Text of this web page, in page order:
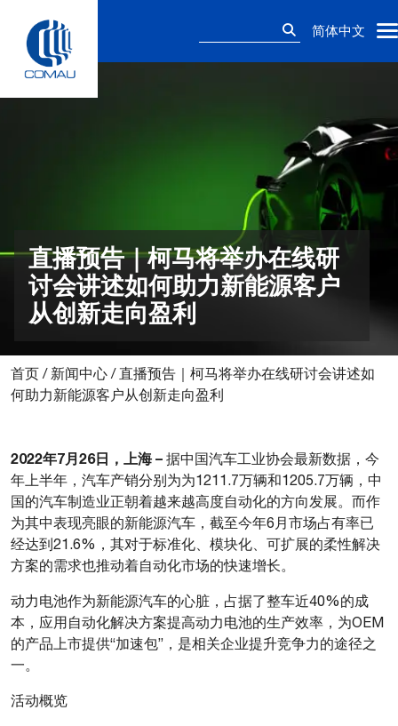
content
简体中文
直播预告｜柯马将举办在线研
讨会讲述如何助力新能源客户
从创新走向盈利
首页 / 新闻中心 /直播预告｜柯马将举办在线研讨会讲述如
何助力新能源客户从创新走向盈利
2022年7月26日，上海 – 据中国汽车工业协会最新数据，今
年上半年，汽车产销分别为为1211.7万辆和1205.7万辆，中
国的汽车制造业正朝着越来越高度自动化的方向发展。而作
为其中表现亮眼的新能源汽车，截至今年6月市场占有率已
经达到21.6%，其对于标准化、模块化、可扩展的柔性解决
方案的需求也推动着自动化市场的快速增长。
动力电池作为新能源汽车的心脏，占据了整车近40%的成
本，应用自动化解决方案提高动力电池的生产效率，为OEM
的产品上市提供“加速包”，是相关企业提升竞争力的途径之
一。
活动概览